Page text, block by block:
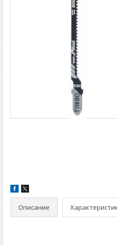
Описание